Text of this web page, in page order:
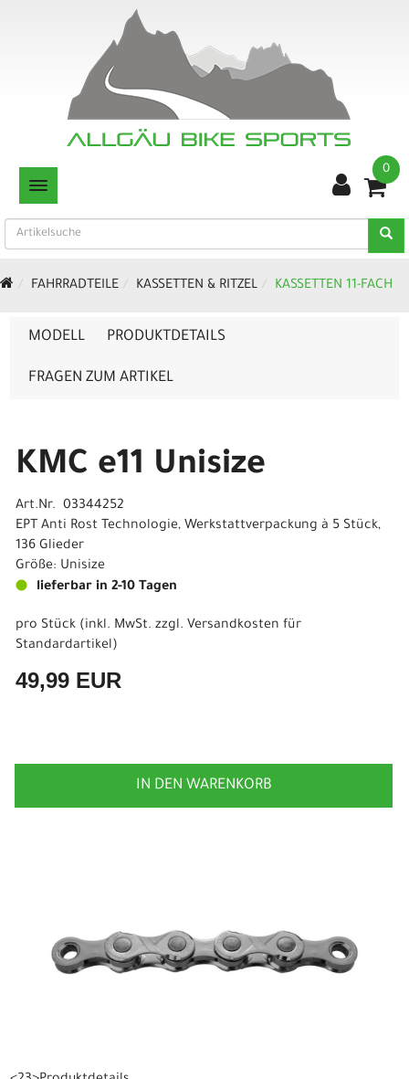
TOGGLE NAVIGATION
0
FAHRRADTEILE KASSETTEN & RITZEL KASSETTEN 11-FACH
MODELL PRODUKTDETAILS
FRAGEN ZUM ARTIKEL
KMC e11 Unisize
Art.Nr. 03344252
EPT Anti Rost Technologie, Werkstattverpackung à 5 Stück,
136 Glieder
Größe: Unisize
lieferbar in 2-10 Tagen
pro Stück (inkl. MwSt. zzgl. Versandkosten für
Standardartikel)
49,99 EUR
IN DEN WARENKORB